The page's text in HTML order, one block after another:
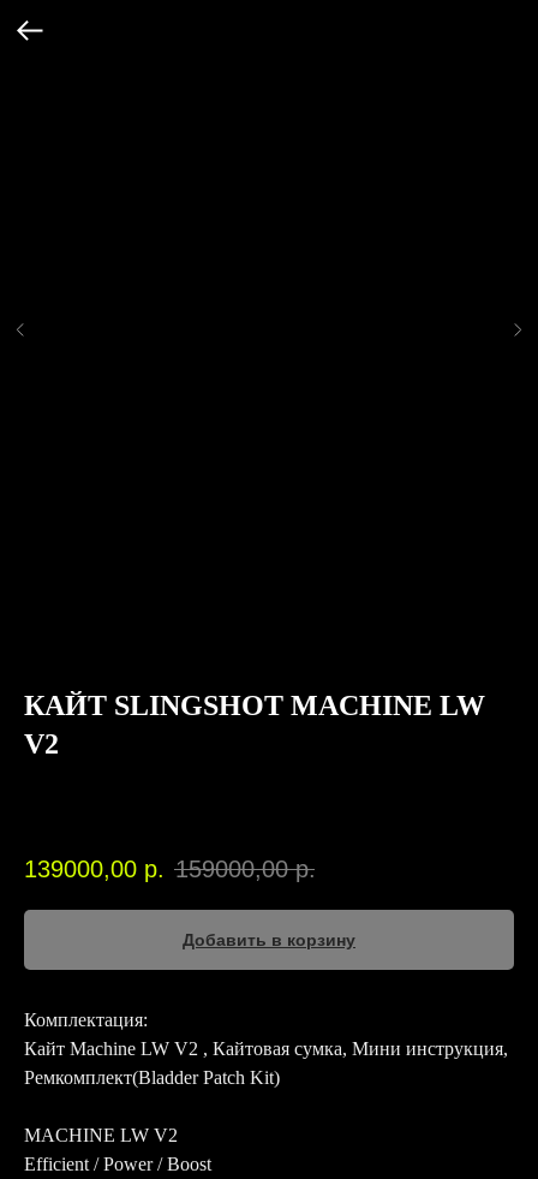
КАЙТ SLINGSHOT MACHINE LW
V2
139000,00 р. 159000,00 р.
Добавить в корзину
Комплектация:
Кайт Machine LW V2 , Кайтовая сумка, Мини инструкция,
Ремкомплект(Bladder Patch Kit)
MACHINE LW V2
Efficient / Power / Boost